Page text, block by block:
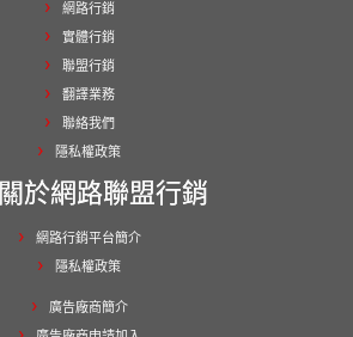
網路行銷
實體行銷
聯盟行銷
翻譯業務
聯絡我們
隱私權政策
關於網路聯盟行銷
網路行銷平台簡介
隱私權政策
廣告廠商簡介